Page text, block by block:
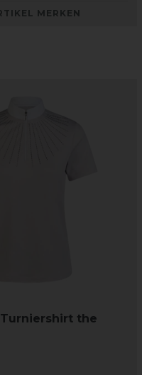
MERKEN
Turniershirt the